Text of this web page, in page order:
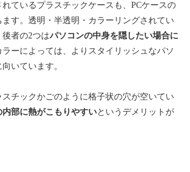
ているプラスチックケースも、PCケースの
す。透明・半透明・カラーリングされてい
者の2つはパソコンの中身を隠したい場合に
ーによっては、よりスタイリッシュなパソ
いています。
チックかごのように格子状の穴が空いてい
内部に熱がこもりやすいというデメリットが